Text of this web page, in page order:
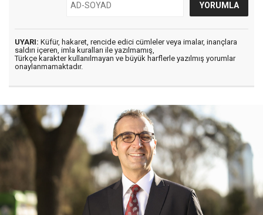
UYARI: Küfür, hakaret, rencide edici cümleler veya imalar, inançlara
saldırı içeren, imla kuralları ile yazılmamış,
Türkçe karakter kullanılmayan ve büyük harflerle yazılmış yorumlar
onaylanmamaktadır.